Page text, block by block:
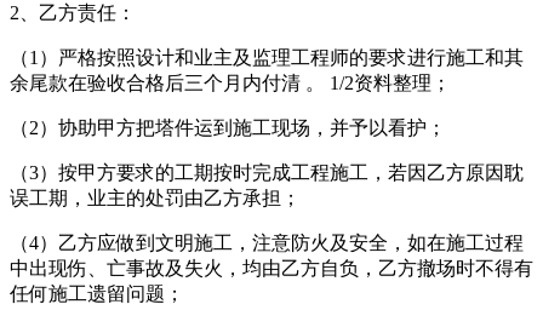
2、乙方责任：
（1）严格按照设计和业主及监理工程师的要求进行施工和其
余尾款在验收合格后三个月内付清 。 1/2资料整理；
（2）协助甲方把塔件运到施工现场，并予以看护；
（3）按甲方要求的工期按时完成工程施工，若因乙方原因耽
误工期，业主的处罚由乙方承担；
（4）乙方应做到文明施工，注意防火及安全，如在施工过程
中出现伤、亡事故及失火，均由乙方自负，乙方撤场时不得有
任何施工遗留问题；